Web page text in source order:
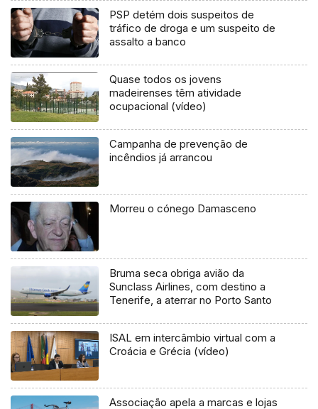
PSP detém dois suspeitos de
tráfico de droga e um suspeito de
assalto a banco
Quase todos os jovens
madeirenses têm atividade
ocupacional (vídeo)
Campanha de prevenção de
incêndios já arrancou
Morreu o cónego Damasceno
Bruma seca obriga avião da
Sunclass Airlines, com destino a
Tenerife, a aterrar no Porto Santo
ISAL em intercâmbio virtual com a
Croácia e Grécia (vídeo)
Associação apela a marcas e lojas